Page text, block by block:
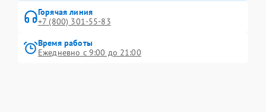
Горячая линия
+7 (800) 301-55-83
Время работы
Ежедневно с 9:00 до 21:00